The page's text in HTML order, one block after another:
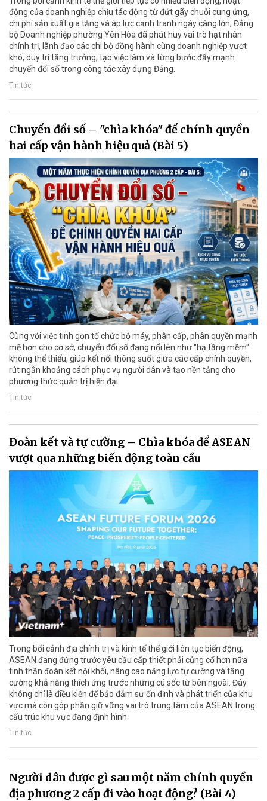
động của doanh nghiệp chịu tác động từ đứt gãy chuỗi cung ứng,
chi phí sản xuất gia tăng và áp lực cạnh tranh ngày càng lớn, Đảng
bộ Doanh nghiệp phường Yên Hòa đã phát huy vai trò hạt nhân
chính trị, lãnh đạo các chi bộ đồng hành cùng doanh nghiệp vượt
khó, duy trì tăng trưởng, tạo việc làm và từng bước đẩy mạnh
chuyển đổi số trong công tác xây dựng Đảng.
Tin tức
Chuyển đổi số – "chìa khóa" để chính quyền
hai cấp vận hành hiệu quả (Bài 5)
Cùng với việc tinh gọn tổ chức bộ máy, phân cấp, phân quyền mạnh
mẽ hơn cho cơ sở, chuyển đổi số đang nổi lên như "hạ tầng mềm"
không thể thiếu, giúp kết nối thông suốt giữa các cấp chính quyền,
rút ngắn khoảng cách phục vụ người dân và tạo nền tảng cho
phương thức quản trị hiện đại.
Tin tức
Đoàn kết và tự cường – Chìa khóa để ASEAN
vượt qua những biến động toàn cầu
Trong bối cảnh địa chính trị và kinh tế thế giới liên tục biến động,
ASEAN đang đứng trước yêu cầu cấp thiết phải củng cố hơn nữa
tinh thần đoàn kết nội khối, nâng cao năng lực tự cường và tăng
cường khả năng thích ứng trước những cú sốc từ bên ngoài. Đây
không chỉ là điều kiện để bảo đảm sự ổn định và phát triển của khu
vực mà còn góp phần giữ vững vai trò trung tâm của ASEAN trong
cấu trúc khu vực đang định hình.
Tin tức
Người dân được gì sau một năm chính quyền
địa phương 2 cấp đi vào hoạt động? (Bài 4)